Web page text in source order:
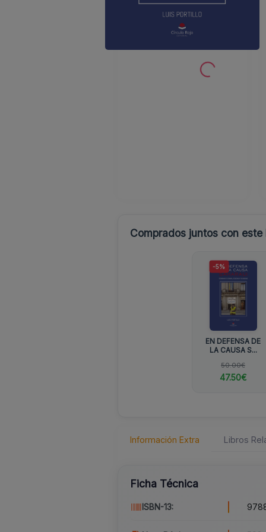
Comprados juntos con este
-5%
EN DEFENSA DE
LA CAUSA S...
50.00€
47.50€
Información Extra Libros
Ficha Técnica
ISBN-13: